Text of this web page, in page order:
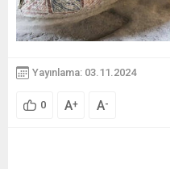
Yayınlama: 03.11.2024
0 A+ A-